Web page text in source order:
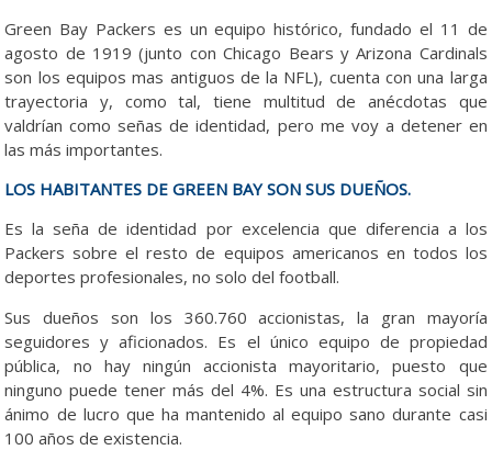
Green Bay Packers es un equipo histórico, fundado el 11 de
agosto de 1919 (junto con Chicago Bears y Arizona Cardinals
son los equipos mas antiguos de la NFL), cuenta con una larga
trayectoria y, como tal, tiene multitud de anécdotas que
valdrían como señas de identidad, pero me voy a detener en
las más importantes.
LOS HABITANTES DE GREEN BAY SON SUS DUEÑOS.
Es la seña de identidad por excelencia que diferencia a los
Packers sobre el resto de equipos americanos en todos los
deportes profesionales, no solo del football.
Sus dueños son los 360.760 accionistas, la gran mayoría
seguidores y aficionados. Es el único equipo de propiedad
pública, no hay ningún accionista mayoritario, puesto que
ninguno puede tener más del 4%. Es una estructura social sin
ánimo de lucro que ha mantenido al equipo sano durante casi
100 años de existencia.